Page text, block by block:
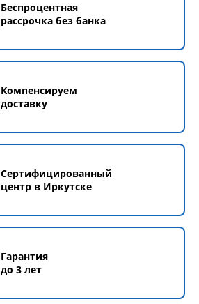
Беспроцентная
рассрочка без банка
Компенсируем
доставку
Сертифицированный
центр в Иркутске
Гарантия
до 3 лет